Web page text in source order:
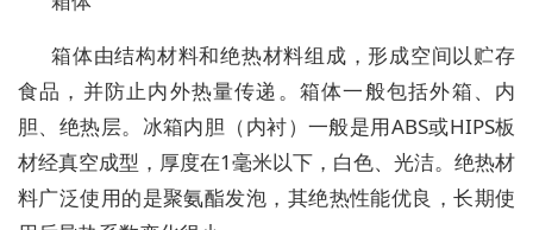
箱体由结构材料和绝热材料组成，形成空间以贮存
食品，并防止内外热量传递。箱体一般包括外箱、内
胆、绝热层。冰箱内胆（内衬）一般是用ABS或HIPS板
材经真空成型，厚度在1毫米以下，白色、光洁。绝热材
料广泛使用的是聚氨酯发泡，其绝热性能优良，长期使